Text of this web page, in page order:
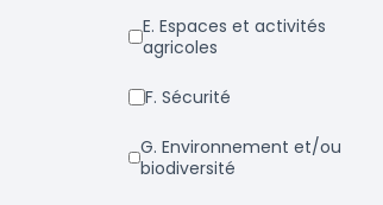
e. Espaces et activités
agricoles
f. Sécurité
g. Environnement et/ou
biodiversité